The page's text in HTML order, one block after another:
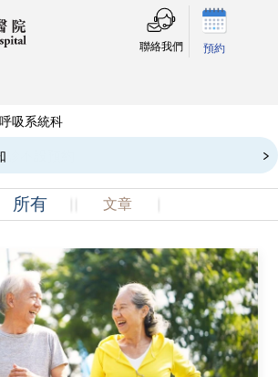
聯絡我們 預約
呼吸系統科
所有 文章